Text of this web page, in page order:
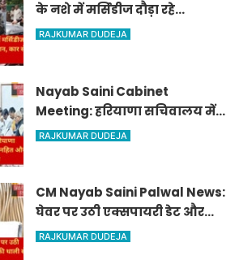
के नशे में मर्सिडीज दौड़ा रहे
पुलिसकर्मी के बेटे ने ली महिला की
RAJKUMAR DUDEJA
Nayab Saini Cabinet
Meeting: हरियाणा सचिवालय में
13 तारीख को कैबिनेट बैठक,
RAJKUMAR DUDEJA
CM Nayab Saini Palwal News:
घेवर पर उठी एक्सपायरी डेट और
लेबलिंग की बात! सीएम की थाली
RAJKUMAR DUDEJA